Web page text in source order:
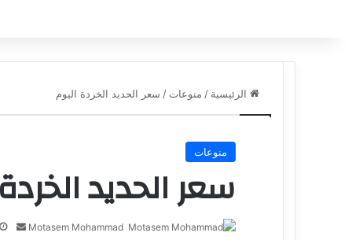
الرئيسية / منوعات / سعر الحديد الخردة اليوم
منوعات
سعر الحديد
Motasem Mohammad